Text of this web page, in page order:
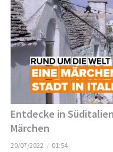
Entdecke in
Märchen
20/07/2022 01:54